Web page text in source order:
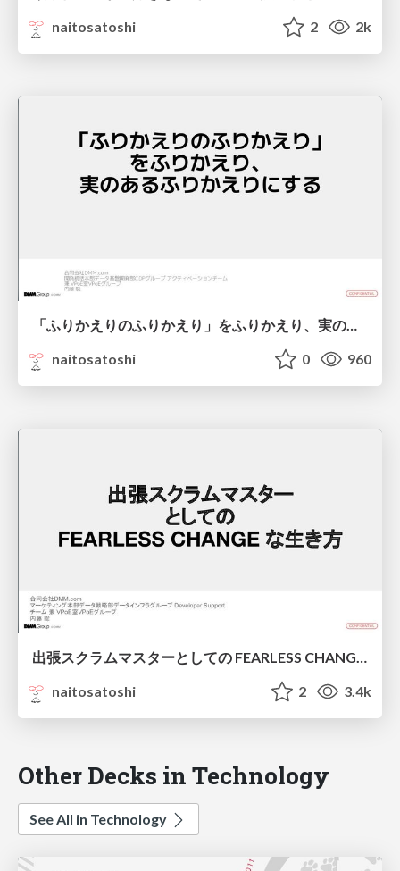
naitosatoshi
2 2k
「ふりかえりのふりかえり」をふりかえり、実のあるふりかえりにする
naitosatoshi
0 960
出張スクラムマスターとしての FEARLESS CHANGE な生き方
naitosatoshi
2 3.4k
Other Decks in Technology
See All in Technology